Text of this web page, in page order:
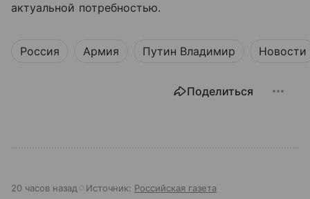
актуальной потребностью.
Россия Армия Путин Владимир Новости
Поделиться
20 часов назад Источник: Российская газета